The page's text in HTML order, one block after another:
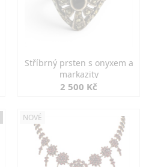
Stříbrný prsten s onyxem a
markazity
2 500 Kč
NOVÉ